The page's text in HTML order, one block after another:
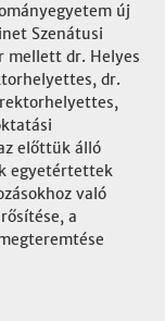
új
Szenátusi
mellett dr. Helyes
dr.
előttük álló
egyetértettek
való
a